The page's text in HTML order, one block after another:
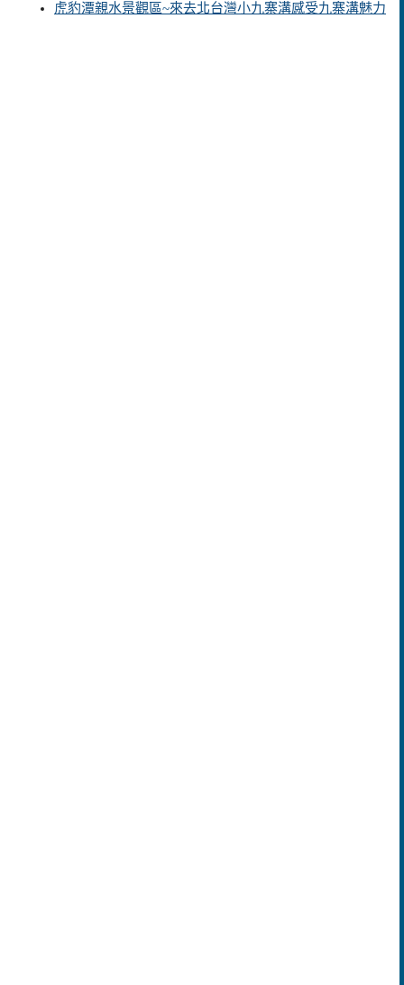
虎豹潭親水景觀區~來去北台灣小九寨溝感受九寨溝魅力